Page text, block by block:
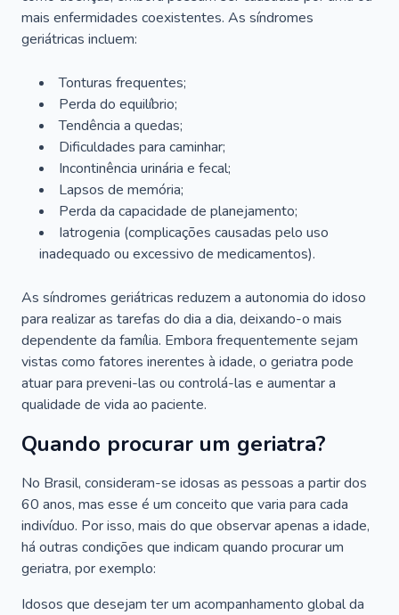
mais enfermidades coexistentes. As síndromes
geriátricas incluem:
Tonturas frequentes;
Perda do equilíbrio;
Tendência a quedas;
Dificuldades para caminhar;
Incontinência urinária e fecal;
Lapsos de memória;
Perda da capacidade de planejamento;
Iatrogenia (complicações causadas pelo uso
inadequado ou excessivo de medicamentos).
As síndromes geriátricas reduzem a autonomia do idoso
para realizar as tarefas do dia a dia, deixando-o mais
dependente da família. Embora frequentemente sejam
vistas como fatores inerentes à idade, o geriatra pode
atuar para preveni-las ou controlá-las e aumentar a
qualidade de vida ao paciente.
Quando procurar um geriatra?
No Brasil, consideram-se idosas as pessoas a partir dos
60 anos, mas esse é um conceito que varia para cada
indivíduo. Por isso, mais do que observar apenas a idade,
há outras condições que indicam quando procurar um
geriatra, por exemplo:
Idosos que desejam ter um acompanhamento global da